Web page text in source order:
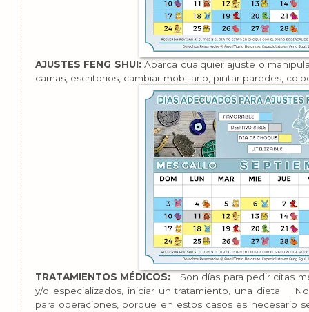
AJUSTES FENG SHUI:Abarca cualquier ajuste o
camas, escritorios, cambiar mobiliario, pintar paredes,
TRATAMIENTOS MÉDICOS:
Son días para pedir citas
y/o especializados, iniciar un tratamiento, una dieta.
para operaciones, porque en estos casos es necesario